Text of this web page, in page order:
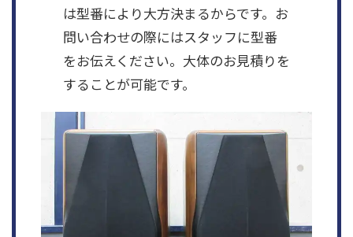
は型番により大方決まるからです。お
問い合わせの際にはスタッフに型番
をお伝えください。大体のお見積りを
することが可能です。